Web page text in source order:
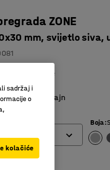
ZONE
mm, svijetlo siva,
upijanje buke
spojnicama
i moderan dizajn
Boja:
sadržaj i
o
kolačiće